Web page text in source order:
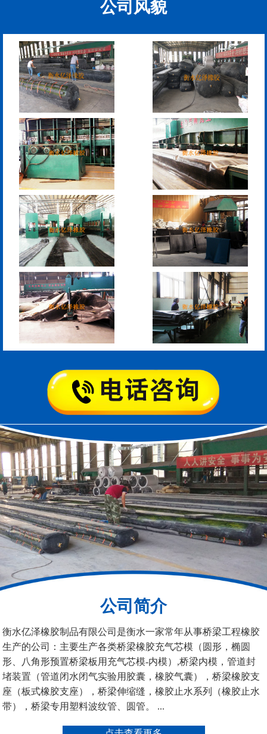
缝
缝
RG型桥梁伸缩缝
D40、60、80型桥梁伸
缩缝
模数式160、240、320伸
缩缝
SF梳型伸缩缝
L型桥梁伸缩缝 Z型桥梁伸缩缝
板式橡胶伸缩缝 C型桥梁伸缩缝
200*25米圆形桥梁气囊 390*14米的圆形充气芯
模
公司风貌
公司简介
衡水亿泽橡胶制品有限公司是衡水一家常年从事桥梁工程橡胶
生产的公司：主要生产各类桥梁橡胶充气芯模（圆形，椭圆
形、八角形预置桥梁板用充气芯模-内模）,桥梁内模，管道封
堵装置（管道闭水闭气实验用胶囊，橡胶气囊），桥梁橡胶支
座（板式橡胶支座），桥梁伸缩缝，橡胶止水系列（橡胶止水
带），桥梁专用塑料波纹管、圆管。 ...